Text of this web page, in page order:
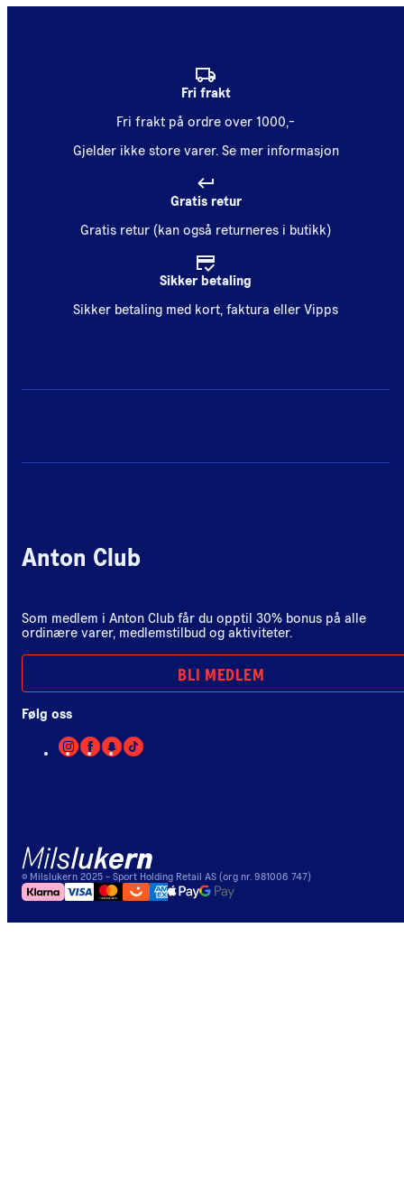
Fri frakt
Fri frakt på ordre over 1000,-
Gjelder ikke store varer. Se mer informasjon
Gratis retur
Gratis retur (kan også returneres i butikk)
Sikker betaling
Sikker betaling med kort, faktura eller Vipps
Anton Club
Som medlem i Anton Club får du opptil 30% bonus på alle
ordinære varer, medlemstilbud og aktiviteter.
BLI MEDLEM
Følg oss
© Milslukern 2025 - Sport Holding Retail AS (org nr. 981006 747)